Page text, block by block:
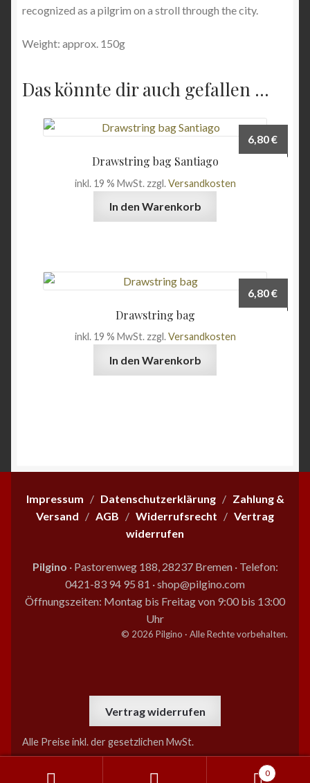
recognized as a pilgrim on a stroll through the city.
Weight: approx. 150g
Das könnte dir auch gefallen …
Drawstring bag Santiago
6,80€
inkl. 19 % MwSt. zzgl.Versandkosten
In den Warenkorb
Drawstring bag
6,80€
inkl. 19 % MwSt. zzgl.Versandkosten
In den Warenkorb
Impressum / Datenschutzerklärung/ Zahlung &
Versand / AGB / Widerrufsrecht / Vertrag
widerrufen
Pilgino · Pastorenweg 188, 28237 Bremen ·Telefon:
0421-83 94 95 81 ·shop@pilgino.com
Öffnungszeiten: Montag bis Freitag von 9:00 bis 13:00
Uhr
© 2026 Pilgino · Alle Rechte vorbehalten.
Vertrag widerrufen
Alle Preise inkl. der gesetzlichen MwSt.
0